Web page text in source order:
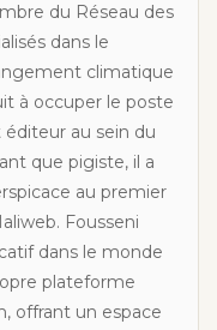
du Réseau des
dans le
climatique
à occuper le poste
au sein du
que pigiste, il a
au premier
Fousseni
dans le monde
plateforme
offrant un espace